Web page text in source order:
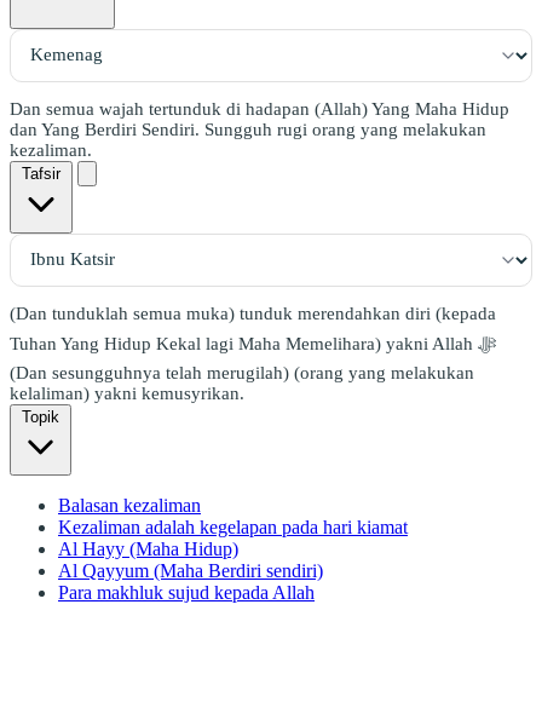
Dan semua wajah tertunduk di hadapan (Allah) Yang Maha Hidup
dan Yang Berdiri Sendiri. Sungguh rugi orang yang melakukan
kezaliman.
Tafsir
(Dan tunduklah semua muka) tunduk merendahkan diri (kepada
Tuhan Yang Hidup Kekal lagi Maha Memelihara) yakni Allah ﷻ
(Dan sesungguhnya telah merugilah) (orang yang melakukan
kelaliman) yakni kemusyrikan.
Topik
Balasan kezaliman
Kezaliman adalah kegelapan pada hari kiamat
Al Hayy (Maha Hidup)
Al Qayyum (Maha Berdiri sendiri)
Para makhluk sujud kepada Allah